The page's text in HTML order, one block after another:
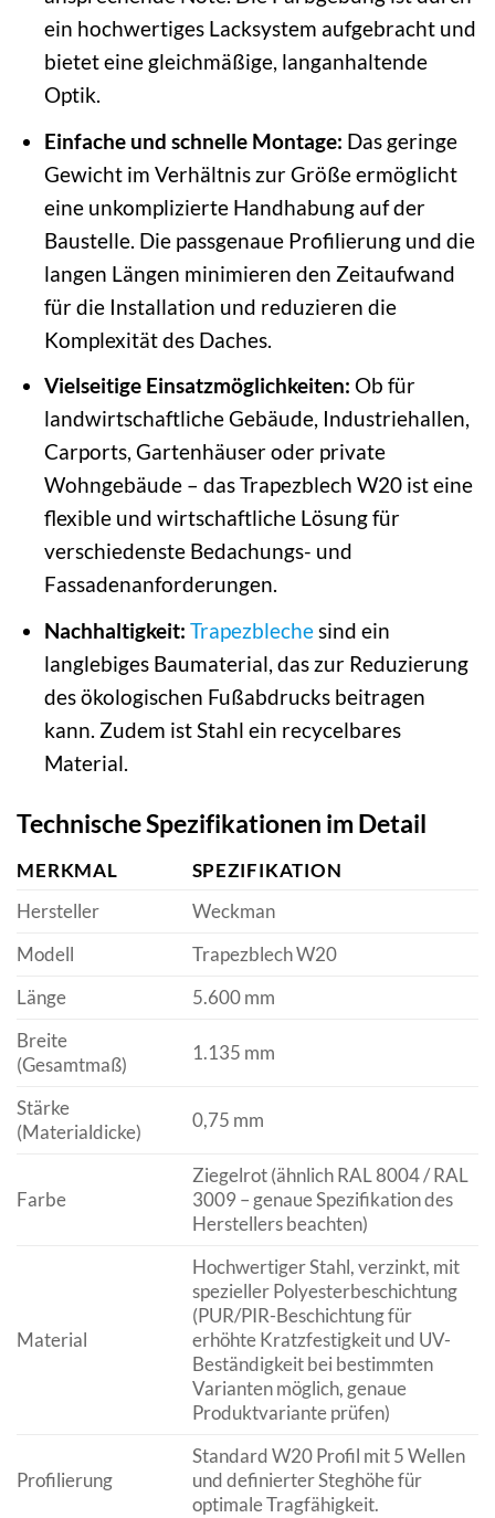
ein hochwertiges Lacksystem aufgebracht und
bietet eine gleichmäßige, langanhaltende
Optik.
Einfache und schnelle Montage: Das geringe
Gewicht im Verhältnis zur Größe ermöglicht
eine unkomplizierte Handhabung auf der
Baustelle. Die passgenaue Profilierung und die
langen Längen minimieren den Zeitaufwand
für die Installation und reduzieren die
Komplexität des Daches.
Vielseitige Einsatzmöglichkeiten: Ob für
landwirtschaftliche Gebäude, Industriehallen,
Carports, Gartenhäuser oder private
Wohngebäude – das Trapezblech W20 ist eine
flexible und wirtschaftliche Lösung für
verschiedenste Bedachungs- und
Fassadenanforderungen.
Nachhaltigkeit: Trapezblechesind ein
langlebiges Baumaterial, das zur Reduzierung
des ökologischen Fußabdrucks beitragen
kann. Zudem ist Stahl ein recycelbares
Material.
Technische Spezifikationen im Detail
MERKMAL
SPEZIFIKATION
Hersteller
Weckman
Modell
Trapezblech W20
Länge
5.600 mm
Breite
(Gesamtmaß)
1.135 mm
Stärke
(Materialdicke)
0,75 mm
Farbe
Ziegelrot (ähnlich RAL 8004 / RAL
3009 – genaue Spezifikation des
Herstellers beachten)
Material
Hochwertiger Stahl, verzinkt, mit
spezieller Polyesterbeschichtung
(PUR/PIR-Beschichtung für
erhöhte Kratzfestigkeit und UV-
Beständigkeit bei bestimmten
Varianten möglich, genaue
Produktvariante prüfen)
Profilierung
Standard W20 Profil mit 5 Wellen
und definierter Steghöhe für
optimale Tragfähigkeit.